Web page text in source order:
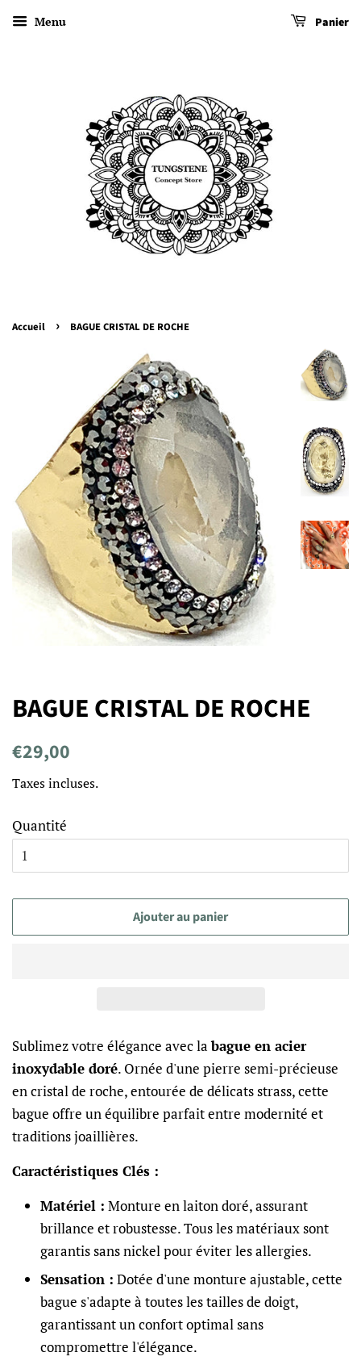
Menu Panier
Accueil › BAGUE CRISTAL DE ROCHE
BAGUE CRISTAL DE ROCHE
Prix
€29,00
Taxes incluses.
Quantité
Ajouter au panier
Sublimez votre élégance avec la bague en acier
inoxydable doré. Ornée d'une pierre semi-précieuse
en cristal de roche, entourée de délicats strass, cette
bague offre un équilibre parfait entre modernité et
traditions joaillières.
Caractéristiques Clés :
Matériel : Monture en laiton doré, assurant
brillance et robustesse. Tous les matériaux sont
garantis sans nickel pour éviter les allergies.
Sensation : Dotée d'une monture ajustable, cette
bague s'adapte à toutes les tailles de doigt,
garantissant un confort optimal sans
compromettre l'élégance.